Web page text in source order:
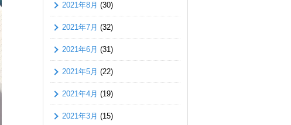
2021年8月 (30)
2021年7月 (32)
2021年6月 (31)
2021年5月 (22)
2021年4月 (19)
2021年3月 (15)